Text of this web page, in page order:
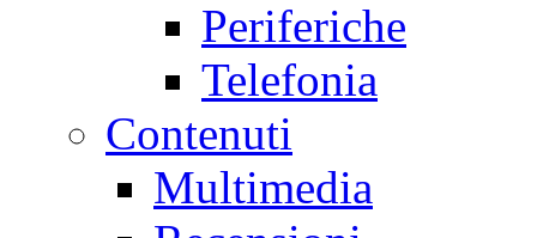
Periferiche
Telefonia
Contenuti
Multimedia